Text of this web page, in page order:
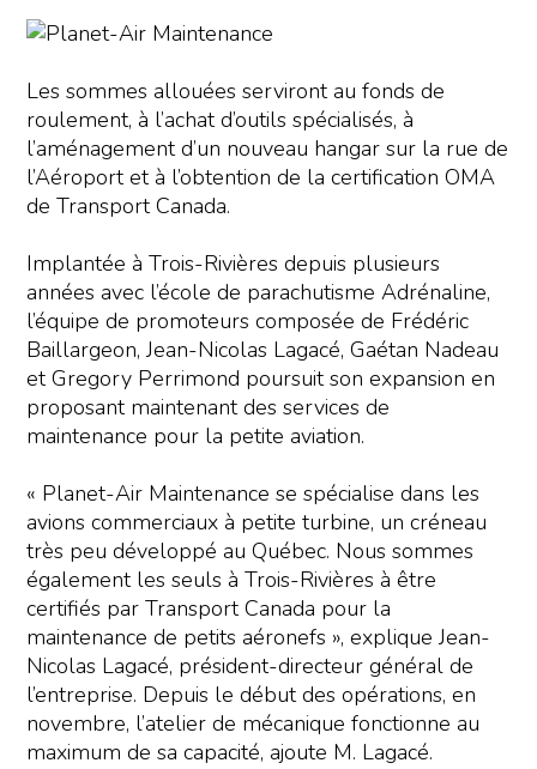
Les sommes allouées serviront au fonds de
roulement, à l’achat d’outils spécialisés, à
l’aménagement d’un nouveau hangar sur la rue de
l’Aéroport et à l’obtention de la certification OMA
de Transport Canada.
Implantée à Trois-Rivières depuis plusieurs
années avec l’école de parachutisme Adrénaline,
l’équipe de promoteurs composée de Frédéric
Baillargeon, Jean-Nicolas Lagacé, Gaétan Nadeau
et Gregory Perrimond poursuit son expansion en
proposant maintenant des services de
maintenance pour la petite aviation.
« Planet-Air Maintenance se spécialise dans les
avions commerciaux à petite turbine, un créneau
très peu développé au Québec. Nous sommes
également les seuls à Trois-Rivières à être
certifiés par Transport Canada pour la
maintenance de petits aéronefs », explique Jean-
Nicolas Lagacé, président-directeur général de
l’entreprise. Depuis le début des opérations, en
novembre, l’atelier de mécanique fonctionne au
maximum de sa capacité, ajoute M. Lagacé.